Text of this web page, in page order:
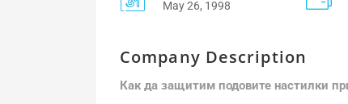
May 26, 1998
Company Description
Как да защитим подовите настилки